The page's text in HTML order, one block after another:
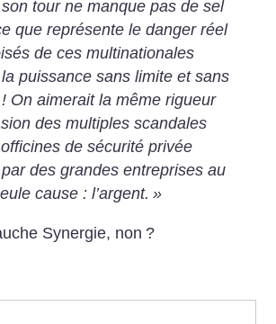
son tour ne manque pas de sel
que représente le danger réel
de ces multinationales
puissance sans limite et sans
! On aimerait la même rigueur
des multiples scandales
de sécurité privée
des grandes entreprises au
cause : l’argent. »
Synergie, non ?